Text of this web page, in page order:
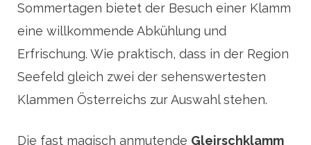
Sommertagen bietet der Besuch einer Klamm
eine willkommende Abkühlung und
Erfrischung. Wie praktisch, dass in der Region
Seefeld gleich zwei der sehenswertesten
Klammen Österreichs zur Auswahl stehen.
Die fast magisch anmutende Gleirschklamm